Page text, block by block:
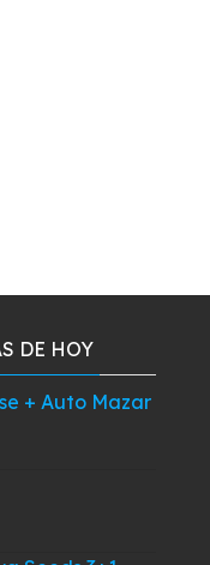
DE HOY
+ Auto Mazar